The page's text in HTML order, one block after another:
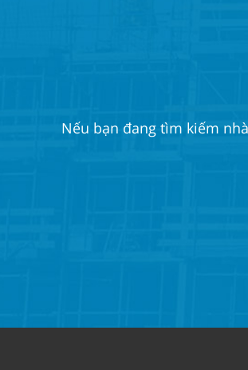
Nếu bạn đang tìm kiếm